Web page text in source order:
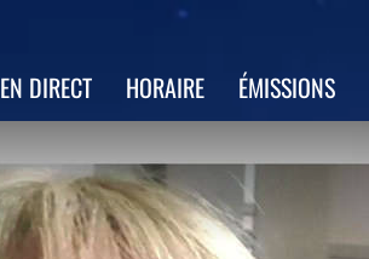
EN DIRECT HORAIRE ÉMISSIONS